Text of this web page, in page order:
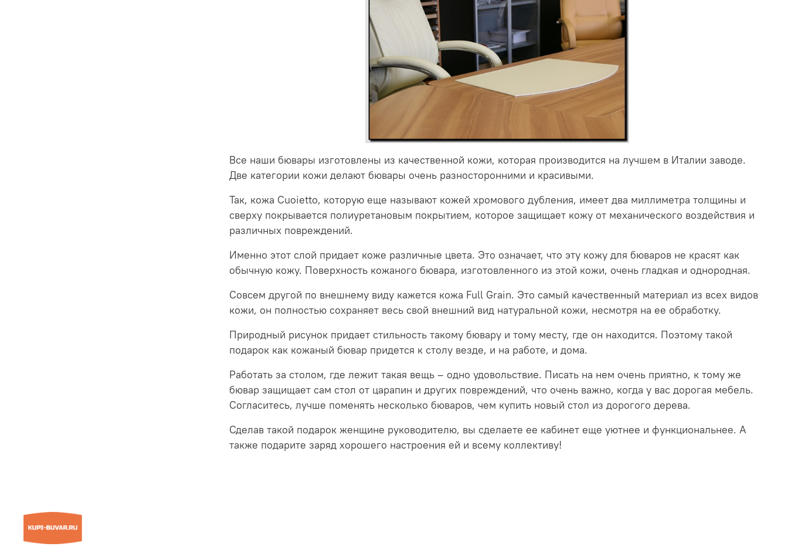
Все наши бювары изготовлены из качественной кожи, которая производится на лучшем в Италии заводе.
Две категории кожи делают бювары очень разносторонними и красивыми.
Так, кожа Cuoietto, которую еще называют кожей хромового дубления, имеет два миллиметра толщины и
сверху покрывается полиуретановым покрытием, которое защищает кожу от механического воздействия и
различных повреждений.
Именно этот слой придает коже различные цвета. Это означает, что эту кожу для бюваров не красят как
обычную кожу. Поверхность кожаного бювара, изготовленного из этой кожи, очень гладкая и однородная.
Совсем другой по внешнему виду кажется кожа Full Grain. Это самый качественный материал из всех видов
кожи, он полностью сохраняет весь свой внешний вид натуральной кожи, несмотря на ее обработку.
Природный рисунок придает стильность такому бювару и тому месту, где он находится. Поэтому такой
подарок как кожаный бювар придется к столу везде, и на работе, и дома.
Работать за столом, где лежит такая вещь – одно удовольствие. Писать на нем очень приятно, к тому же
бювар защищает сам стол от царапин и других повреждений, что очень важно, когда у вас дорогая мебель.
Согласитесь, лучше поменять несколько бюваров, чем купить новый стол из дорогого дерева.
Сделав такой подарок женщине руководителю, вы сделаете ее кабинет еще уютнее и функциональнее. А
также подарите заряд хорошего настроения ей и всему коллективу!